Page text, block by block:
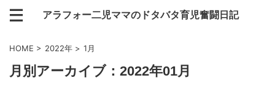
アラフォー二児ママのドタバタ育児奮闘日記
HOME > 2022年 > 1月
月別アーカイブ：2022年01月